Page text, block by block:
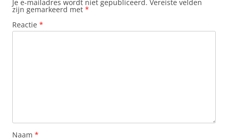
Je e-mailadres wordt niet gepubliceerd. Vereiste velden
zijn gemarkeerd met *
Reactie *
Naam *